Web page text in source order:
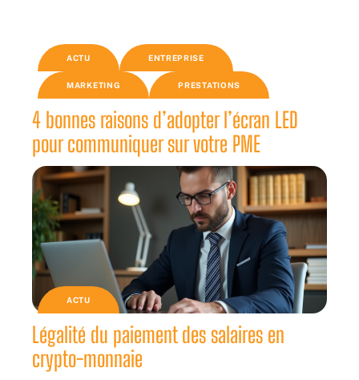
ACTU ENTREPRISE
MARKETING PRESTATIONS
4 bonnes raisons d’adopter l’écran LED
pour communiquer sur votre PME
ACTU
Légalité du paiement des salaires en
crypto-monnaie